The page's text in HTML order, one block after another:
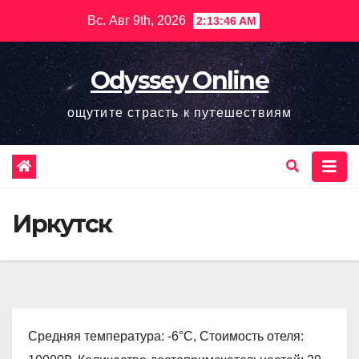
содержимому
Вс. Авг 9th, 2026 2:13:47 AM
Odyssey Online
ощутите страсть к путешествиям
Иркутск
Средняя температура: -6°C, Стоимость отеля: